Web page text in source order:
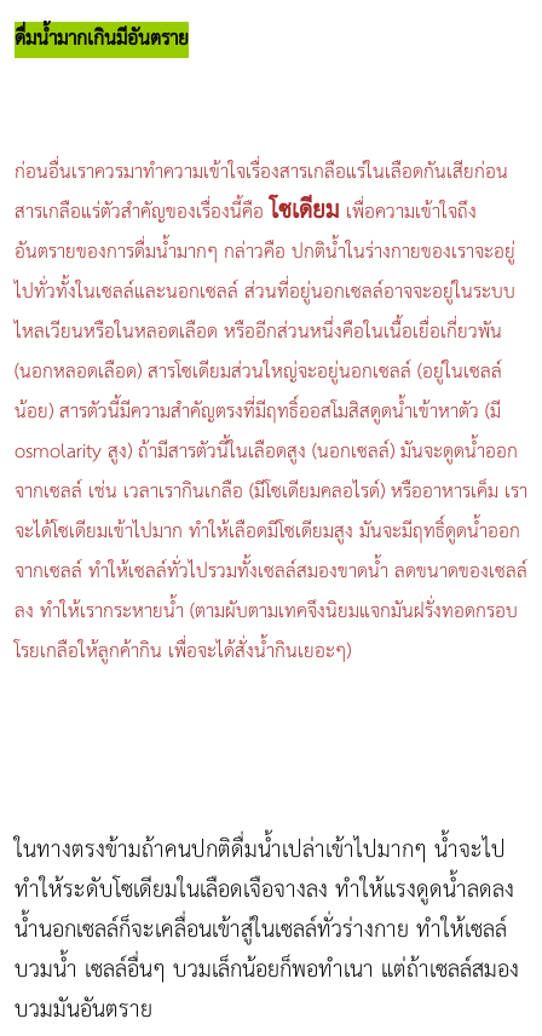
ดื่มน้ำมากเกินมีอันตราย
ก่อนอื่นเราควรมาทำความเข้าใจเรื่องสารเกลือแร่ในเลือดกันเสียก่อน
สารเกลือแร่ตัวสำคัญของเรื่องนี้คือ โซเดียม เพื่อความเข้าใจถึง
อันตรายของการดื่มน้ำมากๆ กล่าวคือ ปกติน้ำในร่างกายของเราจะอยู่
ไปทั่วทั้งในเซลล์และนอกเซลล์ ส่วนที่อยู่นอกเซลล์อาจจะอยู่ในระบบ
ไหลเวียนหรือในหลอดเลือด หรืออีกส่วนหนึ่งคือในเนื้อเยื่อเกี่ยวพัน
(นอกหลอดเลือด) สารโซเดียมส่วนใหญ่จะอยู่นอกเซลล์ (อยู่ในเซลล์
น้อย) สารตัวนี้มีความสำคัญตรงที่มีฤทธิ์ออสโมสิสดูดน้ำเข้าหาตัว (มี
osmolarity สูง) ถ้ามีสารตัวนี้ในเลือดสูง (นอกเซลล์) มันจะดูดน้ำออก
จากเซลล์ เช่น เวลาเรากินเกลือ (มีโซเดียมคลอไรด์) หรืออาหารเค็ม เรา
จะได้โซเดียมเข้าไปมาก ทำให้เลือดมีโซเดียมสูง มันจะมีฤทธิ์ดูดน้ำออก
จากเซลล์ ทำให้เซลล์ทั่วไปรวมทั้งเซลล์สมองขาดน้ำ ลดขนาดของเซลล์
ลง ทำให้เรากระหายน้ำ (ตามผับตามเทคจึงนิยมแจกมันฝรั่งทอดกรอบ
โรยเกลือให้ลูกค้ากิน เพื่อจะได้สั่งน้ำกินเยอะๆ)
ในทางตรงข้ามถ้าคนปกติดื่มน้ำเปล่าเข้าไปมากๆ น้ำจะไป
ทำให้ระดับโซเดียมในเลือดเจือจางลง ทำให้แรงดูดน้ำลดลง
น้ำนอกเซลล์ก็จะเคลื่อนเข้าสู่ในเซลล์ทั่วร่างกาย ทำให้เซลล์
บวมน้ำ เซลล์อื่นๆ บวมเล็กน้อยก็พอทำเนา แต่ถ้าเซลล์สมอง
บวมมันอันตราย